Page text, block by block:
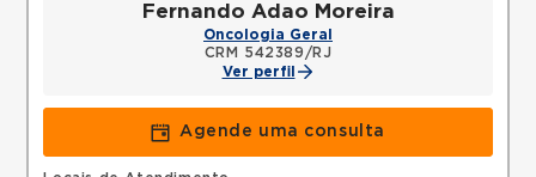
Fernando Adao Moreira
Oncologia Geral
CRM 542389/RJ
Ver perfil
Agende uma consulta